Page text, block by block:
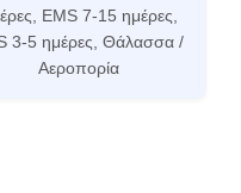
EMS 7-15 ημέρες,
3-5 ημέρες, Θάλασσα /
Αεροπορία